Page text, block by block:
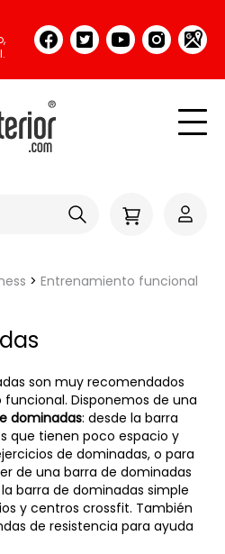
Entrenamiento funcional
son muy recomendados
Disponemos de una
dominadas: desde la barra
que tienen poco espacio y
de dominadas, o para
de una barra de dominadas
barra de dominadas simple
y centros crossfit. También
de resistencia para ayuda